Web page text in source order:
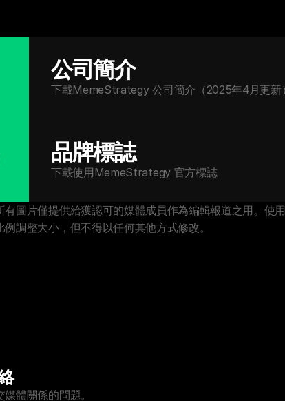
公司簡介
下載MemeStrategy 公司簡介（2025年4月更新
品牌標誌
下載使用MemeStrategy 官方標誌
有圖片僅提供給獲認可的媒體成員作為編輯報道之用。
調整大小，但不得以任何其他方式修改。
體關係的問題。